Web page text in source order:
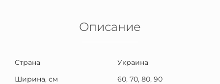
Описание
Страна
Украина
Ширина, см
60, 70, 80, 90